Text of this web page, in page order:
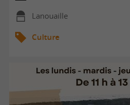
Lanouaille
Culture